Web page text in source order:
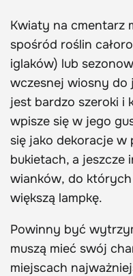
Kwiaty na cmentarz
spośród roślin
iglaków) lub
wczesnej wiosny do
jest bardzo szeroki i
wpisze się w jego
się jako dekoracje w
bukietach, a jeszcze
wianków, do
większą lampkę.
Powinny być
muszą mieć swój
miejscach